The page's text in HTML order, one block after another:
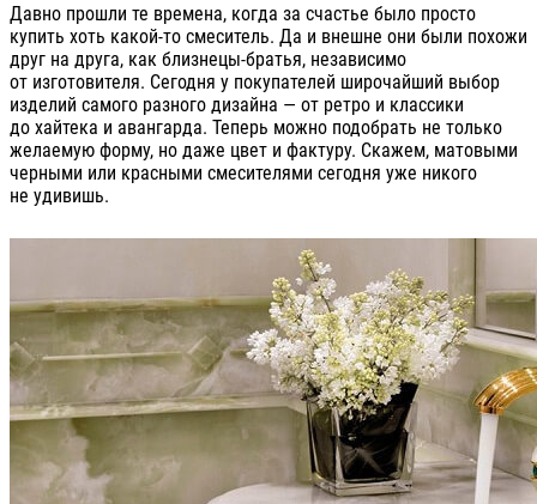
Давно прошли те времена, когда за счастье было просто
купить хоть какой-то смеситель. Да и внешне они были похожи
друг на друга, как близнецы-братья, независимо
от изготовителя. Сегодня у покупателей широчайший выбор
изделий самого разного дизайна — от ретро и классики
до хайтека и авангарда. Теперь можно подобрать не только
желаемую форму, но даже цвет и фактуру. Скажем, матовыми
черными или красными смесителями сегодня уже никого
не удивишь.